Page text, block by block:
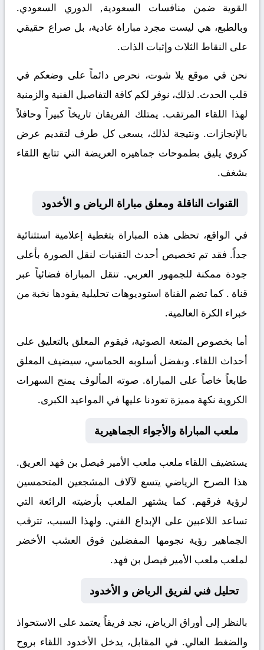
القوية ضمن منافسات السعودية, الدوري السعودي.
وبالطبع، هي ليست مجرد مباراة عادية، بل صراع حقيقي
على النقاط الثلاث وإثبات الذات.
نحن في موقع يلا شوت، نحرص دائماً على وضعكم في
قلب الحدث. لذلك، نوفر لكم كافة التفاصيل الفنية والزمنية
لهذا اللقاء المرتقب. يمتلك الفريقان تاريخاً كبيراً وحافلاً
بالإنجازات. ونتيجة لذلك، يسعى كل طرف لتقديم عرض
كروي يليق بطموحات جماهيره العريضة التي تتابع اللقاء
بشغف.
القنوات الناقلة ومعلق مباراة الرياض و الأخدود
في الواقع، تحظى هذه المباراة بتغطية إعلامية استثنائية
جداً. فقد تم تخصيص أحدث التقنيات لنقل الصورة بأعلى
جودة ممكنة للجمهور العربي. تنقل المباراة فضائياً عبر
قناة . كما تضم القناة استوديوهات تحليلية يقودها نخبة من
خبراء الكرة العالمية.
أما بخصوص المتعة الصوتية، فيقوم المعلق بالتعليق على
أحداث اللقاء. وبفضل أسلوبه الحماسي، سيضيف المعلق
طابعاً خاصاً على المباراة. صوته المألوف يمنح السهرات
الكروية نكهة مميزة تعودنا عليها في المواعيد الكبرى.
ملعب المباراة والأجواء الجماهيرية
يستضيف اللقاء ملعب ملعب الأمير فيصل بن فهد العريق.
هذا الصرح الرياضي يتسع لآلاف المشجعين المتحمسين
لرؤية فرقهم. كما يشتهر الملعب بأرضيته الرائعة التي
تساعد اللاعبين على الإبداع الفني. ولهذا السبب، تترقب
الجماهير رؤية نجومها المفضلين فوق العشب الأخضر
لملعب ملعب الأمير فيصل بن فهد.
تحليل فني لفريق الرياض و الأخدود
بالنظر إلى أوراق الرياض، نجد فريقاً يعتمد على الاستحواذ
والضغط العالي. في المقابل، يدخل الأخدود اللقاء بروح